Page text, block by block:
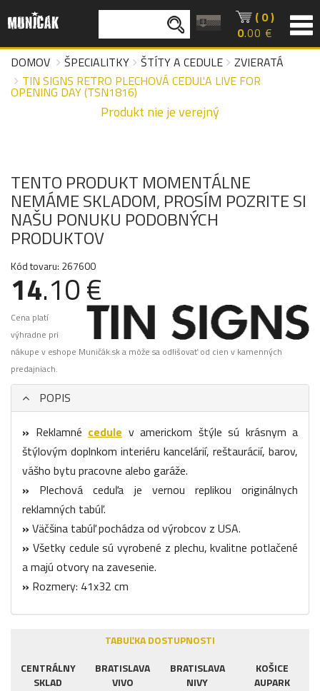
( 0 )
0.00 €
DOMOV
ŠPECIALITKY ŠTÍTY A CEDULE
ZVIERATÁ
TIN SIGNS RETRO PLECHOVÁ CEDUĽA LIVE FOR
OPENING DAY (TSN1816)
Produkt nie je verejný
TENTO PRODUKT MOMENTÁLNE
NEMÁME SKLADOM, PROSÍM POZRITE SI
NAŠU PONUKU PODOBNÝCH
PRODUKTOV
Kód tovaru: 267600
14.10 €
Cena platí
výhradne pri
nákupe v eshope Muničák.sk a môže sa odlišovať od cien v kamenných
predajniach.
POPIS
» Reklamné cedule v americkom štýle sú krásnym a
štýlovým doplnkom interiéru kancelárií, reštaurácií, barov,
vášho bytu pracovne alebo garáže.
» Plechová ceduľa je vernou replikou originálnych
reklamných tabúľ.
» Väčšina tabúľ pochádza od výrobcov z USA.
» Všetky cedule sú vyrobené z plechu, kvalitne potlačené
a majú otvory na zavesenie.
» Rozmery: 41x32 cm
TABUĽKA DOSTUPNOSTI
CENTRÁLNY
SKLAD
BRATISLAVA
VIVO
BRATISLAVA
NIVY
KOŠICE
AUPARK